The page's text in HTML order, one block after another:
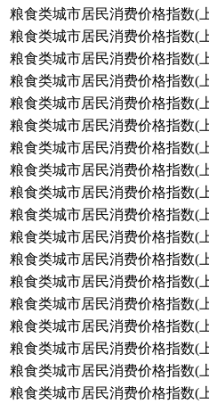
粮食类城市居民消费价格指数(
粮食类城市居民消费价格指数(
粮食类城市居民消费价格指数(
粮食类城市居民消费价格指数(
粮食类城市居民消费价格指数(
粮食类城市居民消费价格指数(
粮食类城市居民消费价格指数(
粮食类城市居民消费价格指数(
粮食类城市居民消费价格指数(
粮食类城市居民消费价格指数(
粮食类城市居民消费价格指数(
粮食类城市居民消费价格指数(
粮食类城市居民消费价格指数(
粮食类城市居民消费价格指数(
粮食类城市居民消费价格指数(
粮食类城市居民消费价格指数(
粮食类城市居民消费价格指数(
粮食类城市居民消费价格指数(